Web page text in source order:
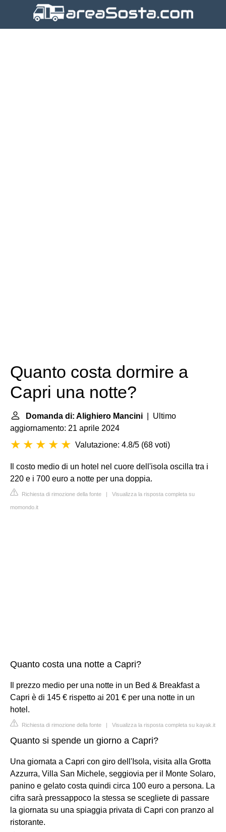
Quanto costa dormire a
Capri una notte?
Domanda di: Alighiero Mancini | Ultimo
aggiornamento: 21 aprile 2024
Valutazione: 4.8/5 (68 voti)
Il costo medio di un hotel nel cuore dell'isola oscilla tra i
220 e i 700 euro a notte per una doppia.
Richiesta di rimozione della fonte | Visualizza la risposta completa su
momondo.it
Quanto costa una notte a Capri?
Il prezzo medio per una notte in un Bed & Breakfast a
Capri è di 145 € rispetto ai 201 € per una notte in un
hotel.
Richiesta di rimozione della fonte | Visualizza la risposta completa su kayak.it
Quanto si spende un giorno a Capri?
Una giornata a Capri con giro dell'Isola, visita alla Grotta
Azzurra, Villa San Michele, seggiovia per il Monte Solaro,
panino e gelato costa quindi circa 100 euro a persona. La
cifra sarà pressappoco la stessa se scegliete di passare
la giornata su una spiaggia privata di Capri con pranzo al
ristorante.